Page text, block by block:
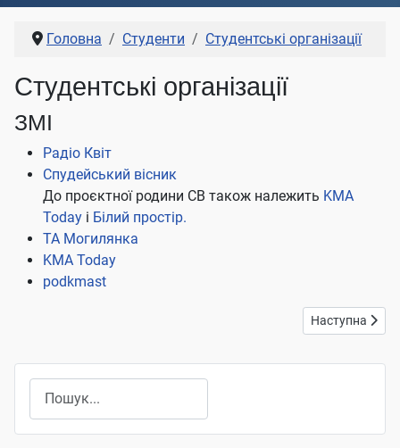
Головна Студенти Студентські організації
Студентські організації
ЗМІ
Радіо Квіт
Спудейський вісник
До проєктної родини СВ також належить KMA
Today і Білий простір.
ТА Могилянка
KMA Today
podkmast
Наступна
Наступна